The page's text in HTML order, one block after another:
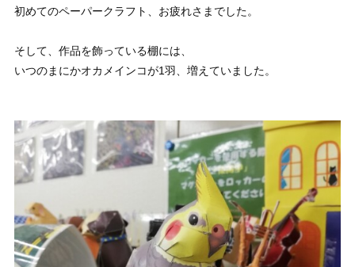
初めてのペーパークラフト、お疲れさまでした。
そして、作品を飾っている棚には、
いつのまにかオカメインコが1羽、増えていました。